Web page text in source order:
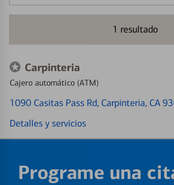
1 resultado
Carpinteria
Cajero automático (ATM)
1090 Casitas Pass Rd, Carpinteria, CA
Detalles y servicios
Programe una